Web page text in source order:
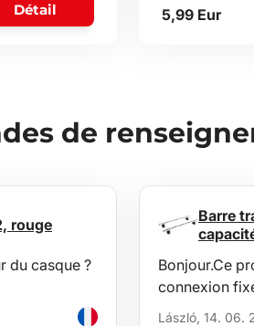
Détail 5,99 Eur
de
rouge
du casque ?
Barre
Bonjour.Ce
connexion
László, 14. 06.